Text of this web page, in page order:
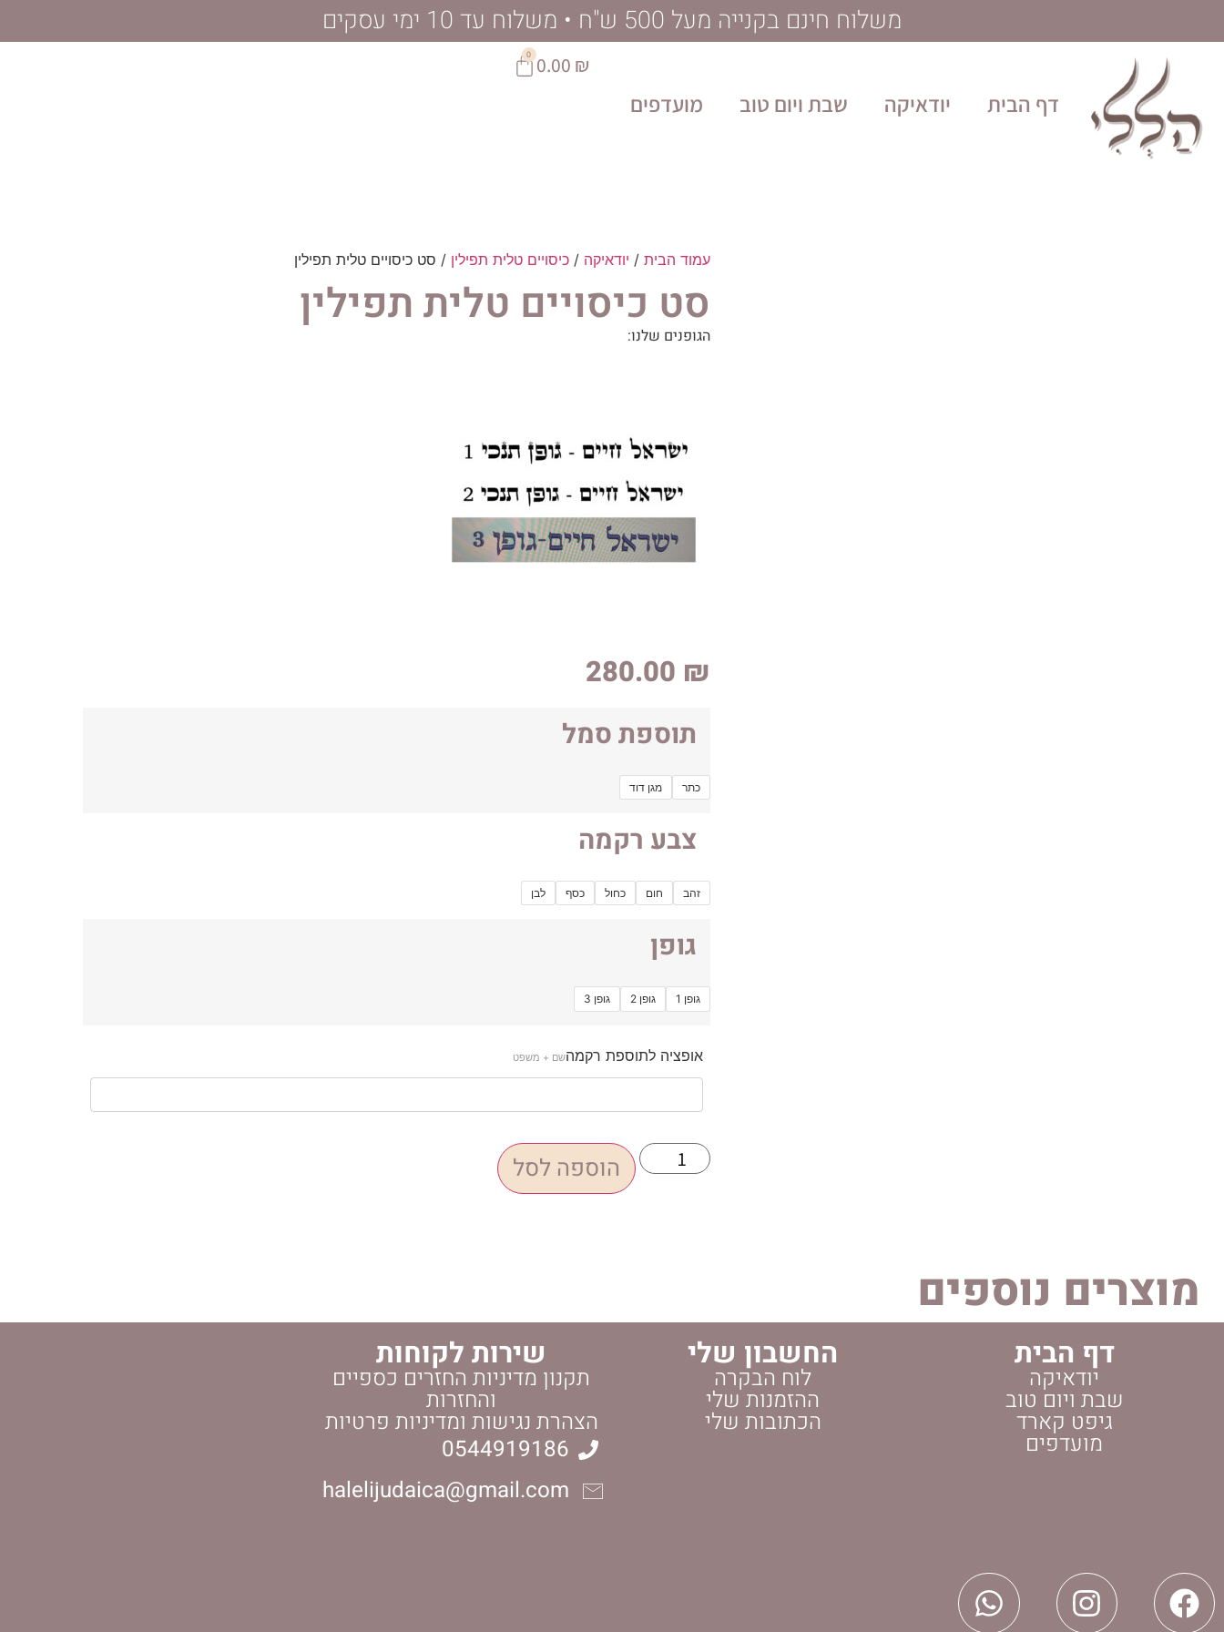
משלוח חינם בקנייה מעל 500 ש"ח • משלוח עד 10 ימי עסקים
דף הבית יודאיקה שבת ויום טוב מועדפים
0.00 ₪
0
עמוד הבית/ יודאיקה / כיסויים טלית תפילין / סט כיסויים טלית תפילין
סט כיסויים טלית תפילין
הגופנים שלנו:
280.00 ₪
תוספת סמל
כתר מגן דוד
צבע רקמה
זהב חום כחול כסף לבן
גופן
גופן 1 גופן 2 גופן 3
אופציה לתוספת רקמהשם + משפט
הוספה לסל
מוצרים נוספים
דף הבית
יודאיקה
שבת ויום טוב
גיפט קארד
מועדפים
החשבון שלי
לוח הבקרה
ההזמנות שלי
הכתובות שלי
שירות לקוחות
תקנון מדיניות החזרים כספיים
והחזרות
הצהרת נגישות ומדיניות פרטיות
0544919186
halelijudaica@gmail.com